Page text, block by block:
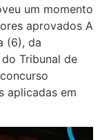
um momento
aprovados A
(6), da
Tribunal de
aplicadas em